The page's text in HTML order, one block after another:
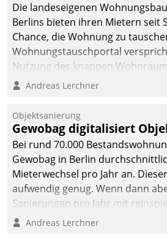
Die landeseigenen
Berlins bieten ihren Mietern seit
Chance, die Wohnung zu
Wohnungstauschportal
Nutzung des knappen
Anwendungsfall für Datatrains
Unternehmen.
Andreas Lerchner
Objektsanierung
Gewobag digitalisiert
Bei rund 70.000
Gewobag in Berlin
Mieterwechsel pro Jahr an.
aufwendig genug. Wenn dann
Sanierungen pro Jahr mit
Betreuungs- und
Andreas Lerchner